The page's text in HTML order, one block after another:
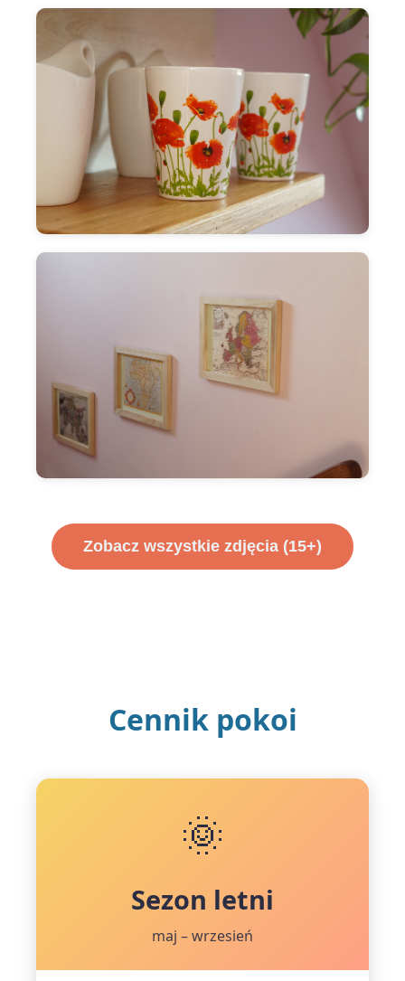
Zobacz wszystkie zdjęcia (15+)
Cennik pokoi
🌞
Sezon letni
maj – wrzesień